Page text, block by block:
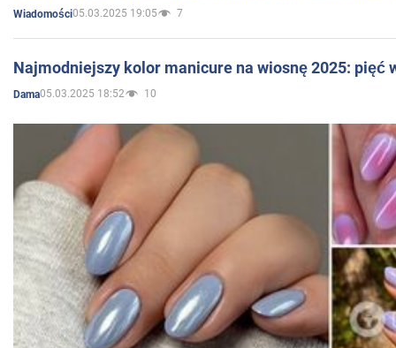
Wiadomości05.03.2025 19:05 7
Najmodniejszy kolor manicure na wiosnę 2025: pięć
Dama05.03.2025 18:52 10